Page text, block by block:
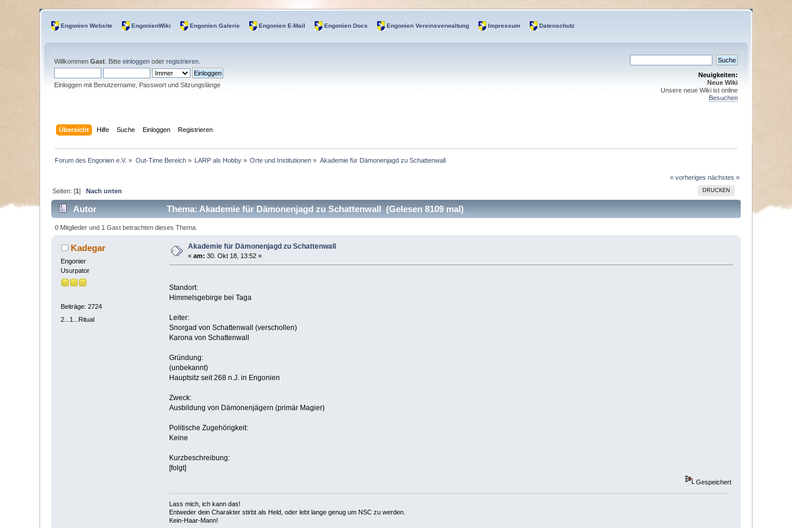
Engonien Website EngonienWiki Engonien Galerie Engonien E-Mail Engonien Docs Engonien Vereinsverwaltung Impressum Datenschutz
WillkommenGast . Bitteeinloggen oderregistrieren
Einloggen mit Benutzername, Passwort und Sitzungslänge
Neuigkeiten:
Neue Wiki
Unsere neue Wiki ist online
Besuchen
Übersicht Hilfe Suche Einloggen Registrieren
Forum des Engonien e.V. » Out-Time Bereich» LARP als Hobby » Orte und Institutionen » Akademie für Dämonenjagd zu Schattenwall
« vorheriges nächstes »
DRUCKEN
Seiten: [1]Nach unten
Autor Thema: Akademie für Dämonenjagd zu Schattenwall (Gelesen 8109 mal)
0 Mitglieder und 1 Gast betrachten dieses Thema.
Kadegar
Engonier
Usurpator
Beiträge: 2724
2...1...Ritual
Akademie für Dämonenjagd zu Schattenwall
«am: 30. Okt 18, 13:52 »
Standort:
Himmelsgebirge bei Taga
Leiter:
Snorgad von Schattenwall (verschollen)
Karona von Schattenwall
Gründung:
(unbekannt)
Hauptsitz seit 268 n.J. in Engonien
Zweck:
Ausbildung von Dämonenjägern (primär Magier)
Politische Zugehörigkeit:
Keine
Kurzbeschreibung:
[folgt]
Gespeichert
Lass mich, ich kann das!
Entweder dein Charakter stirbt als Held, oder lebt lange genug um NSC zu werden.
Kein-Haar-Mann!